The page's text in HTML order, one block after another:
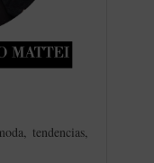
tendencias,